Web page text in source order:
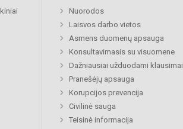
Nuorodos
Laisvos darbo vietos
Asmens duomenų apsauga
Konsultavimasis su visuomene
Dažniausiai užduodami klausimai
Pranešėjų apsauga
Korupcijos prevencija
Civilinė sauga
Teisinė informacija